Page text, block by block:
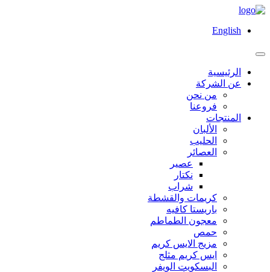
English
الرئيسية
عن الشركة
من نحن
فروعنا
المنتجات
الألبان
الحليب
العصائر
عصير
نكتار
شراب
كريمات والقشطة
باريستا كافيه
معجون الطماطم
حمص
مزيج الايس كريم
ايس كريم مثلج
البسكويت الويفر